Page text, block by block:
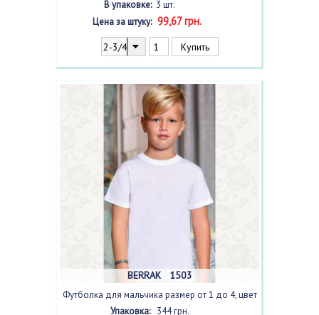
В упаковке:3 шт.
Цена за штуку:99,67 грн.
BERRAK 1503
Футболка для мальчика размер от 1 до 4, цвет
beyaz /белый/, 6 шт.
Упаковка: 344 грн.